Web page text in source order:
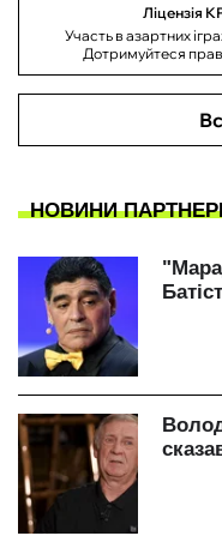
Ліцензія
Участь в азартних
Дотримуйтеся